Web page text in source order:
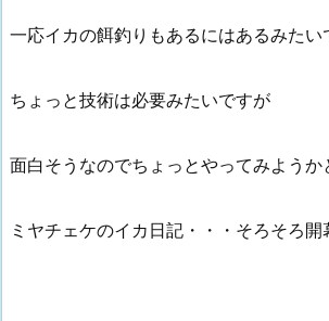
一応イカの餌釣りもあるにはあるみたい
ちょっと技術は必要みたいですが
面白そうなのでちょっとやってみようか
ミヤチェケのイカ日記・・・そろそろ開